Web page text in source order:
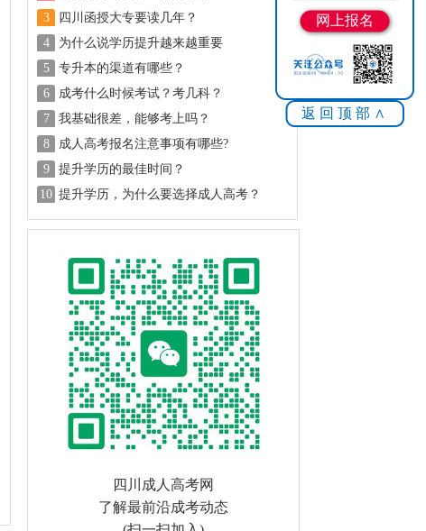
网上报名
返回顶部∧
3
四川函授大专要读几年？
4
为什么说学历提升越来越重要
5
专升本的渠道有哪些？
6
成考什么时候考试？考几科？
7
我基础很差，能够考上吗？
8
成人高考报名注意事项有哪些?
9
提升学历的最佳时间？
10 提升学历，为什么要选择成人高考？
四川成人高考网
了解最前沿成考动态